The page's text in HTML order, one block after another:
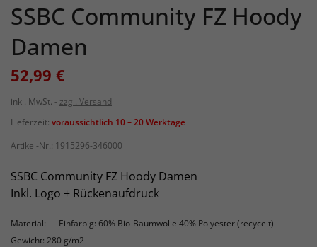
SSBC Community FZ Hoody
Damen
52,99 €
inkl. MwSt.
zzgl. Versand
Lieferzeit: voraussichtlich 10 – 20 Werktage
Artikel-Nr.: 1915296-346000
SSBC Community FZ Hoody Damen
Inkl. Logo + Rückenaufdruck
Material:
Einfarbig: 60% Bio-Baumwolle 40% Polyester (recycelt)
Gewicht: 280 g/m2